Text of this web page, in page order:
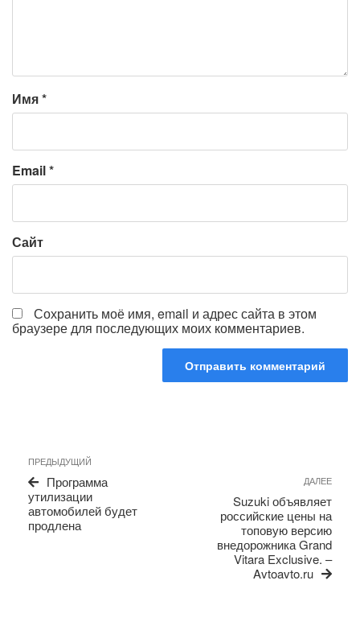
Имя*
Email*
Сайт
Сохранить моё имя, email и адрес сайта в этом
браузере для последующих моих комментариев.
по
записям
Предыдущая
запись
ПРЕДЫДУЩИЙ
Программа
утилизации
автомобилей будет
продлена
ДАЛЕЕ
Suzuki объявляет
российские цены на
топовую версию
внедорожника Grand
Vitara Exclusive. –
Avtoavto.ru